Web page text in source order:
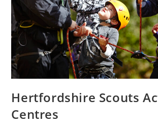
Hertfordshire Scouts
Centres